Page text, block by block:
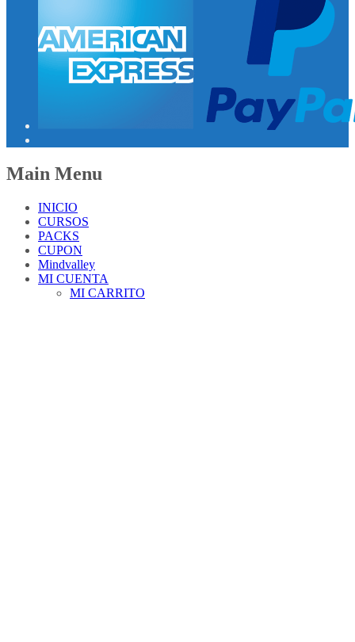
Main Menu
INICIO
CURSOS
PACKS
CUPON
Mindvalley
MI CUENTA
MI CARRITO